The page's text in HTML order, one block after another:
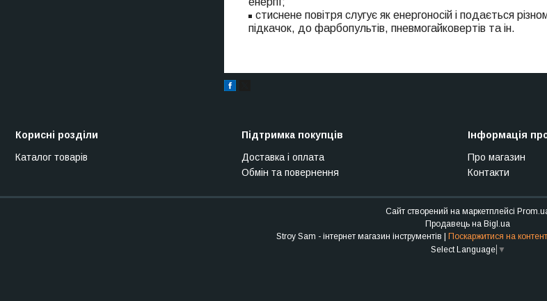
стиснене повітря слугує як енергоносій і подається
підкачок, до фарбопультів, пневмогайковертів та ін.
Корисні розділи
Каталог товарів
Підтримка покупців
Доставка і оплата
Обмін та повернення
Інформація
Про магазин
Контакти
Сайт створений на маркетплейсі
Продавець на Bigl.ua
Поскаржитися на контент
Select Language ▼